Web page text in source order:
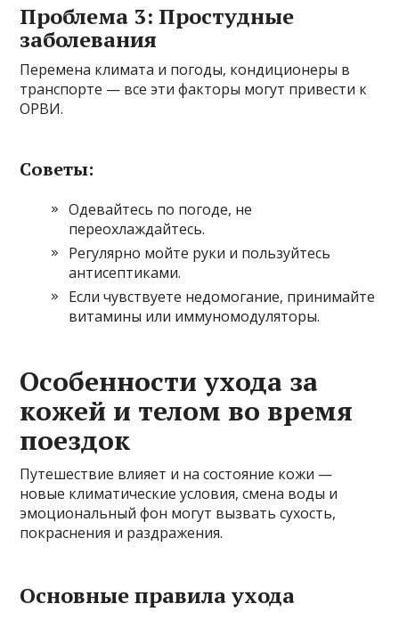
Проблема 3: Простудные
заболевания
Перемена климата и погоды, кондиционеры в
транспорте — все эти факторы могут привести к
ОРВИ.
Советы:
Одевайтесь по погоде, не
переохлаждайтесь.
Регулярно мойте руки и пользуйтесь
антисептиками.
Если чувствуете недомогание, принимайте
витамины или иммуномодуляторы.
Особенности ухода за
кожей и телом во время
поездок
Путешествие влияет и на состояние кожи —
новые климатические условия, смена воды и
эмоциональный фон могут вызвать сухость,
покраснения и раздражения.
Основные правила ухода